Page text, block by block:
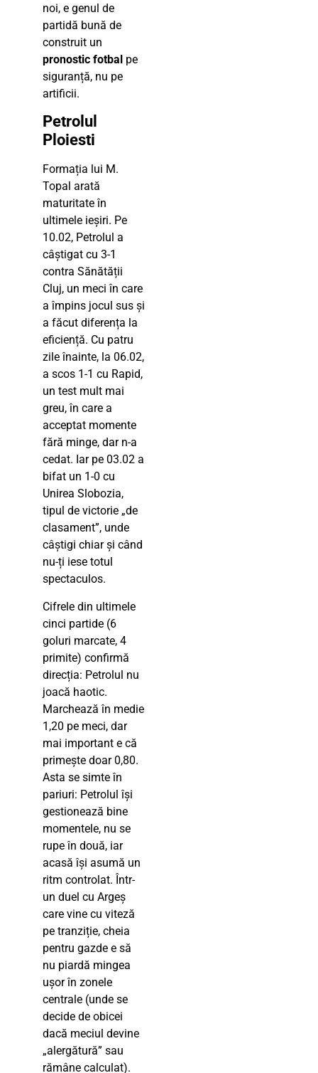
noi, e genul de
partidă bună de
construit un
pronostic fotbal pe
siguranță, nu pe
artificii.
Petrolul
Ploiesti
Formația lui M.
Topal arată
maturitate în
ultimele ieșiri. Pe
10.02, Petrolul a
câștigat cu 3-1
contra Sănătății
Cluj, un meci în care
a împins jocul sus și
a făcut diferența la
eficiență. Cu patru
zile înainte, la 06.02,
a scos 1-1 cu Rapid,
un test mult mai
greu, în care a
acceptat momente
fără minge, dar n-a
cedat. Iar pe 03.02 a
bifat un 1-0 cu
Unirea Slobozia,
tipul de victorie „de
clasament”, unde
câștigi chiar și când
nu-ți iese totul
spectaculos.
Cifrele din ultimele
cinci partide (6
goluri marcate, 4
primite) confirmă
direcția: Petrolul nu
joacă haotic.
Marchează în medie
1,20 pe meci, dar
mai important e că
primește doar 0,80.
Asta se simte în
pariuri: Petrolul își
gestionează bine
momentele, nu se
rupe în două, iar
acasă își asumă un
ritm controlat. Într-
un duel cu Argeș
care vine cu viteză
pe tranziție, cheia
pentru gazde e să
nu piardă mingea
ușor în zonele
centrale (unde se
decide de obicei
dacă meciul devine
„alergătură” sau
rămâne calculat).